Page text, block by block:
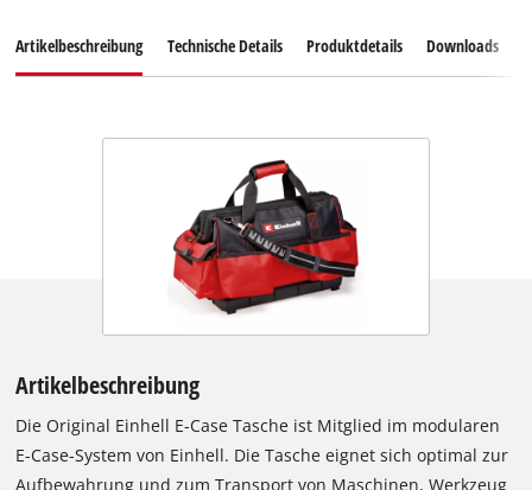
Artikelbeschreibung Technische Details Produktdetails Downloads
Artikelbeschreibung
Die Original Einhell E-Case Tasche ist Mitglied im modularen
E-Case-System von Einhell. Die Tasche eignet sich optimal zur
Aufbewahrung und zum Transport von Maschinen, Werkzeug